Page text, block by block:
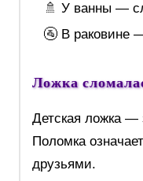
🚿 У ванны —
🚰 В раковине
Ложка
Детская ложка —
Поломка
друзьями.